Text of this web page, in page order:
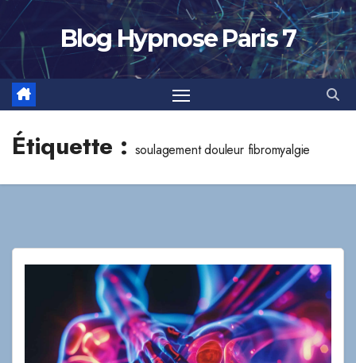
Skip
content
Blog Hypnose Paris 7
Étiquette : soulagement douleur fibromyalgie